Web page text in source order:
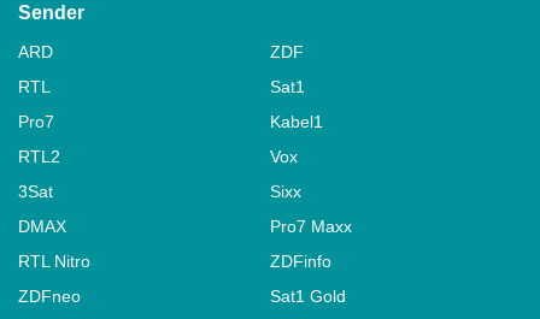
Sender
ARD
ZDF
RTL
Sat1
Pro7
Kabel1
RTL2
Vox
3Sat
Sixx
DMAX
Pro7 Maxx
RTL Nitro
ZDFinfo
ZDFneo
Sat1 Gold